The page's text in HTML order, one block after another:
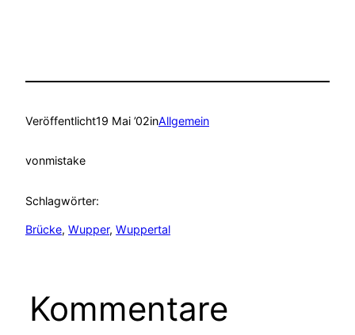
Veröffentlicht19 Mai ’02inAllgemein
vonmistake
Schlagwörter:
Brücke, Wupper, Wuppertal
Kommentare